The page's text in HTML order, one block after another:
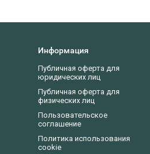
Информация
Публичная оферта для
юридических лиц
Публичная оферта для
физических лиц
Пользовательское
соглашение
Политика использования
cookie